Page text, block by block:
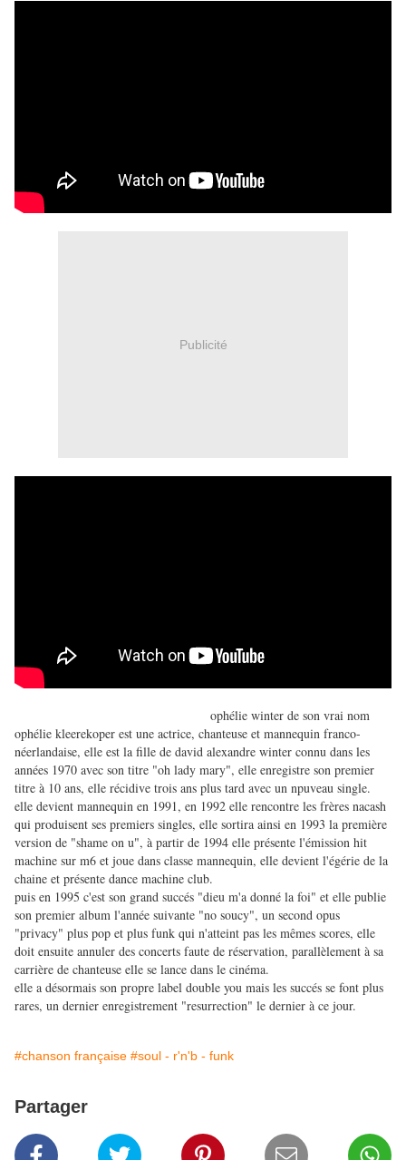
Publicité
ophélie winter de son vrai nom
ophélie kleerekoper est une actrice, chanteuse et mannequin franco-
néerlandaise, elle est la fille de david alexandre winter connu dans les
années 1970 avec son titre "oh lady mary", elle enregistre son premier
titre à 10 ans, elle récidive trois ans plus tard avec un npuveau single.
elle devient mannequin en 1991, en 1992 elle rencontre les frères nacash
qui produisent ses premiers singles, elle sortira ainsi en 1993 la première
version de "shame on u", à partir de 1994 elle présente l'émission hit
machine sur m6 et joue dans classe mannequin, elle devient l'égérie de la
chaine et présente dance machine club.
puis en 1995 c'est son grand succés "dieu m'a donné la foi" et elle publie
son premier album l'année suivante "no soucy", un second opus
"privacy" plus pop et plus funk qui n'atteint pas les mêmes scores, elle
doit ensuite annuler des concerts faute de réservation, parallèlement à sa
carrière de chanteuse elle se lance dans le cinéma.
elle a désormais son propre label double you mais les succés se font plus
rares, un dernier enregistrement "resurrection" le dernier à ce jour.
#chanson française #soul - r'n'b - funk
Partager